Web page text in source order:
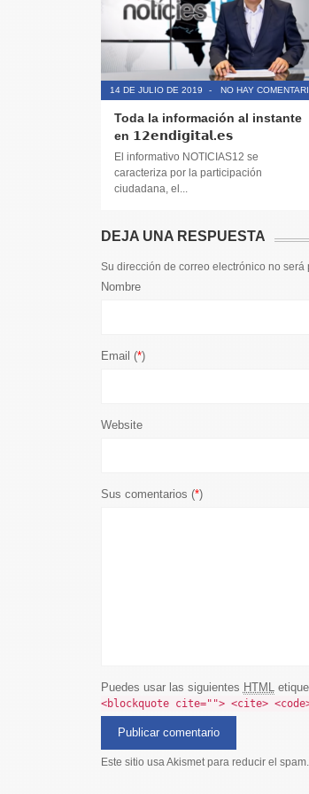
14 DE JULIO DE 2019 - NO HAY
Toda la información al instante
en 𝟭𝟮𝗲𝗻𝗱𝗶𝗴𝗶𝘁𝗮𝗹.𝗲𝘀
El informativo NOTICIAS12 se
caracteriza por la participación
ciudadana, el...
DEJA UNA RESPUESTA
Su dirección de correo electrónico no
Nombre
Email (*)
Website
Sus comentarios (*)
Puedes usar las siguientes HTML
<blockquote cite=""> <cite>
Este sitio usa Akismet para reducir el spam.